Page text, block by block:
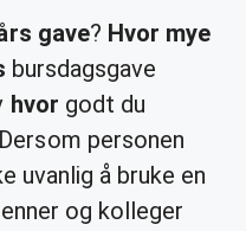
gave? Hvor mye
bursdagsgave
hvor godt du
personen
uvanlig å bruke en
og kolleger